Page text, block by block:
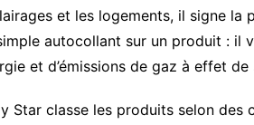
et les logements, il signe
autocollant sur un produit : il
et d’émissions de gaz à effet de
Star classe les produits selon